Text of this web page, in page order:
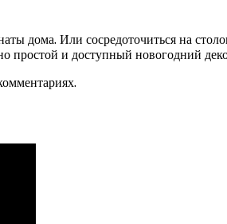
дома. Или сосредоточиться на
простой и доступный новогодний